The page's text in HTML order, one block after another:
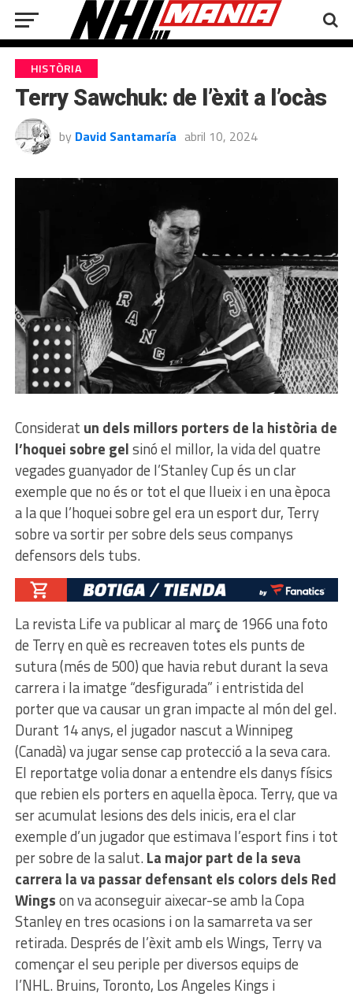
HISTÒRIA
Terry Sawchuk: de l’èxit a l’ocàs
by David Santamaría abril 10, 2024
Considerat un dels millors porters de la història de
l’hoquei sobre gelsinó el millor, la vida del quatre
vegades guanyador de l’Stanley Cup és un clar
exemple que no és or tot el que llueix i en una època
a la que l’hoquei sobre gel era un esport dur, Terry
sobre va sortir per sobre dels seus companys
defensors dels tubs.
La revista Life va publicar al març de 1966 una foto
de Terry en què es recreaven totes els punts de
sutura (més de 500) que havia rebut durant la seva
carrera i la imatge “desfigurada” i entristida del
porter que va causar un gran impacte al món del gel.
Durant 14 anys, el jugador nascut a Winnipeg
(Canadà) va jugar sense cap protecció a la seva cara.
El reportatge volia donar a entendre els danys físics
que rebien els porters en aquella època. Terry, que va
ser acumulat lesions des dels inicis, era el clar
exemple d’un jugador que estimava l’esport fins i tot
per sobre de la salut.La major part de la seva
carrera la va passar defensant els colors dels Red
Wingson va aconseguir aixecar-se amb la Copa
Stanley en tres ocasions i on la samarreta va ser
retirada. Després de l’èxit amb els Wings, Terry va
començar el seu periple per diversos equips de
l’NHL. Bruins, Toronto, Los Angeles Kings i